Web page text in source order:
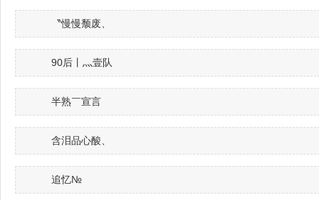
〝慢慢颓废、
90后丨灬壹队
半熟￣宣言
含泪品心酸、
追忆№